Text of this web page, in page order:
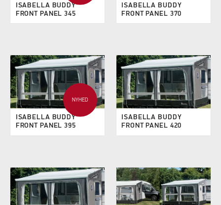
ISABELLA BUDDY
FRONT PANEL 345
ISABELLA BUDDY
FRONT PANEL 370
NYHED
ISABELLA BUDDY
FRONT PANEL 395
ISABELLA BUDDY
FRONT PANEL 420